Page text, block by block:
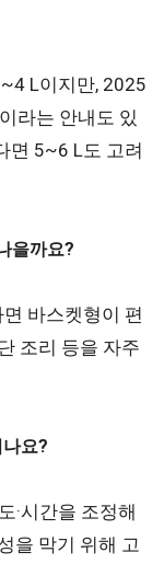
L이지만, 2025
라는 안내도 있
면 5~6 L도 고려
을까요?
바스켓형이 편
조리 등을 자주
요?
·시간을 조정해
을 막기 위해 고